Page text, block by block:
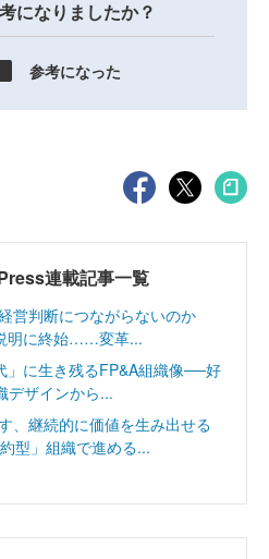
になりましたか？
参考になった
連載記事一覧
営判断につながらないのか
明に終始……変革...
」に生き残るFP&A組織像──好
デザインから...
、継続的に価値を生み出せる
型」組織で進める...